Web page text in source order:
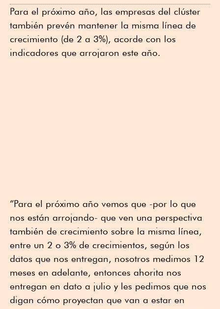
Para el próximo año, las empresas del clúster
también prevén mantener la misma línea de
crecimiento (de 2 a 3%), acorde con los
indicadores que arrojaron este año.
“Para el próximo año vemos que -por lo que
nos están arrojando- que ven una perspectiva
también de crecimiento sobre la misma línea,
entre un 2 o 3% de crecimientos, según los
datos que nos entregan, nosotros medimos 12
meses en adelante, entonces ahorita nos
entregan en dato a julio y les pedimos que nos
digan cómo proyectan que van a estar en